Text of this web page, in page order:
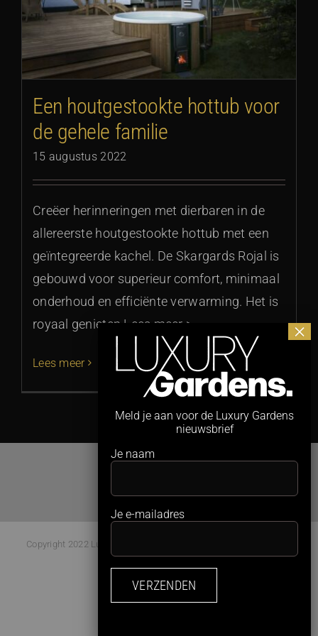
Een houtgestookte hottub voor
de gehele familie
15 augustus 2022
Creëer herinneringen met dierbaren in de
allereerste houtgestookte hottub met een
geïntegreerde kachel. De Skargards Rojal is
gebouwd voor superieur comfort, minimaal
onderhoud en efficiënte verwarming. Het is
royaal genieten Lees meer >
Lees meer
Copyright 2022 Luxury Gardens Magazine | All Rights Reserved |
Webdesign:Studio Kaboem!
Facebook
Instagram
Meld je aan voor de Luxury Gardens
nieuwsbrief
Je naam
Je e-mailadres